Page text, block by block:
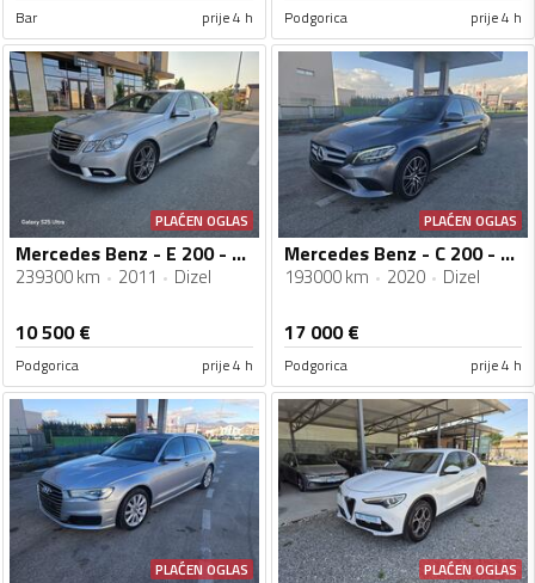
Bar prije 4 h Podgorica prije 4 h
PLAĆEN OGLAS
Mercedes Benz - E 200 - Cdi AMG
239300 km 2011 Dizel
10 500€
Podgorica prije 4 h
PLAĆEN OGLAS
Mercedes Benz - C 200 - Cdi Restajling
193000 km 2020 Dizel
17 000€
Podgorica prije 4 h
PLAĆEN OGLAS PLAĆEN OGLAS